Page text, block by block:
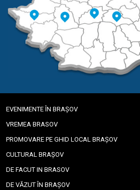
EVENIMENTE ÎN BRAȘOV
VREMEA BRASOV
PROMOVARE PE GHID LOCAL BRAȘOV
CULTURAL BRAȘOV
DE FACUT IN BRASOV
DE VĂZUT ÎN BRAȘOV